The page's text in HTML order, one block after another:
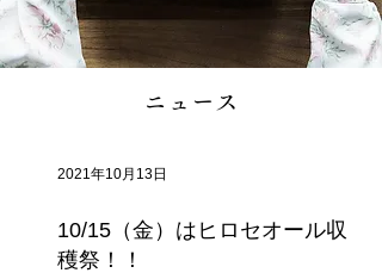
ニュース
2021年10月13日
10/15（金）はヒロセオール収
穫祭！！